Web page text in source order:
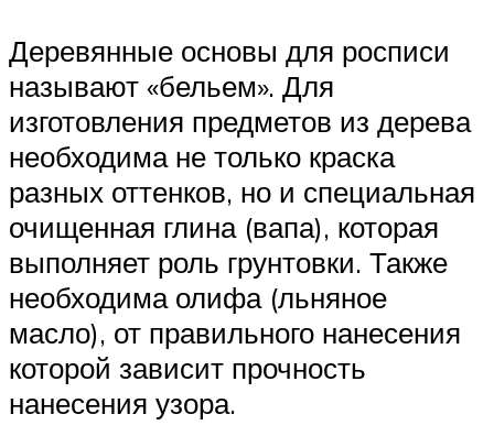
Деревянные основы для росписи
называют «бельем». Для
изготовления предметов из дерева
необходима не только краска
разных оттенков, но и специальная
очищенная глина (вапа), которая
выполняет роль грунтовки. Также
необходима олифа (льняное
масло), от правильного нанесения
которой зависит прочность
нанесения узора.